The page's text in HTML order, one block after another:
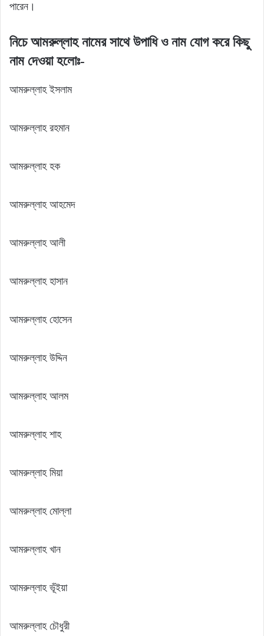
পারেন।
নিচে আমরুল্লাহ নামের সাথে উপাধি ও নাম যোগ করে কিছু
নাম দেওয়া হলোঃ-
আমরুল্লাহ ইসলাম
আমরুল্লাহ রহমান
আমরুল্লাহ হক
আমরুল্লাহ আহমেদ
আমরুল্লাহ আলী
আমরুল্লাহ হাসান
আমরুল্লাহ হোসেন
আমরুল্লাহ উদ্দিন
আমরুল্লাহ আলম
আমরুল্লাহ শাহ
আমরুল্লাহ মিয়া
আমরুল্লাহ মোল্লা
আমরুল্লাহ খান
আমরুল্লাহ ভূঁইয়া
আমরুল্লাহ চৌধুরী